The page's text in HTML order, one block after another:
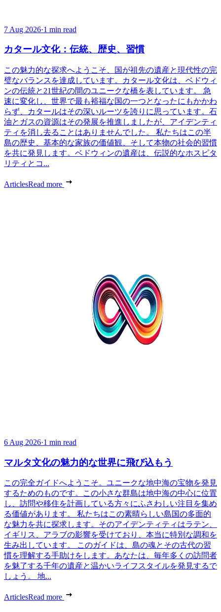
7 Aug 2026·1 min read
カタール文化：伝統、歴史、習慣
この魅力的な探求へようこそ、国が祖先の遺産と現代性の完
璧なバランスを達成しています。カタール文化は、ベドウィ
ンの伝統と21世紀の間のユニークな橋を表しています。 急
速に変化し、世界で最も裕福な国の一つとなったにもかかわ
らず、カタールはその深いルーツを誇りに思っています。石
油とガスの資源はその発展を推進しましたが、アイデンティ
ティを消し去ることはありませんでした。 私たちはこの半
島の歴史、基本的な家族の価値観、そして本物の社会的習慣
を共に発見します。ベドウィンの遺産は、伝説的なホスピタ
リティとコ...
ArticlesRead more
6 Aug 2026·1 min read
マルタ文化の魅力的な世界に飛び込もう
この完全ガイドへようこそ。ユニークな地中海の宝物を発見
するためのものです。この小さな群島は地中海の中心に位置
し、訪問や移住を計画している方々にふさわしい注目を集め
る価値があります。 私たちはこの素晴らしい島国の多面的
な魅力を共に探求します。そのアイデンティティはラテン、
イギリス、アラブの影響を受けており、本当に特別な調和を
生み出しています。 このガイドは、島の魂とその古代の習
慣を理解する手助けをします。あなたは、毎年多くの訪問者
を魅了する千年の遺産と温かいライフスタイルを発見するで
しょう。 地...
ArticlesRead more